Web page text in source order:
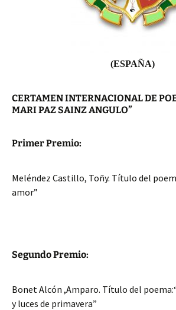
(ESPAÑA)
CERTAMEN INTERNACIONAL DE
MARI PAZ SAINZ ANGULO”
Primer Premio:
Meléndez Castillo, Toñy. Título del
amor”
Segundo Premio:
Bonet Alcón ,Amparo. Título del
y luces de primavera”